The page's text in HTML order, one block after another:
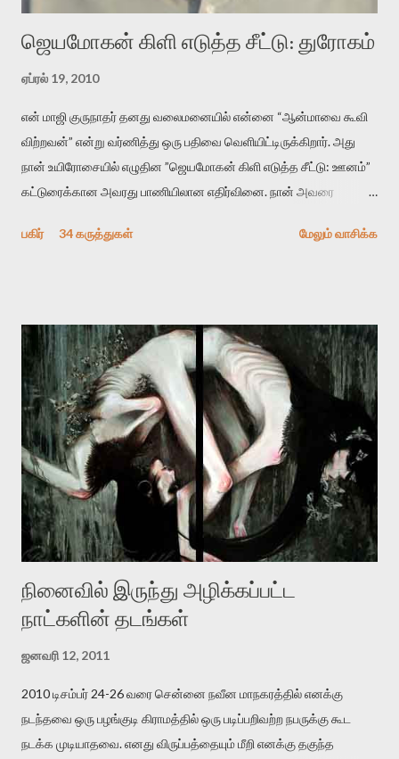
ஜெயமோகன் கிளி எடுத்த சீட்டு: துரோகம்
ஏப்ரல் 19, 2010
என் மாஜி குருநாதர் தனது வலைமனையில் என்னை “ஆன்மாவை கூவி
விற்றவன்” என்று வர்ணித்து ஒரு பதிவை வெளியிட்டிருக்கிறார். அது
நான் உயிரோசையில் எழுதின ”ஜெயமோகன் கிளி எடுத்த சீட்டு: ஊனம்”
கட்டுரைக்கான அவரது பாணியிலான எதிர்வினை. நான் அவரை
பதிவை படித்த நண்பர்கள் பலரும் அவருக்காக இரக்கப்பட்டார்கள்.
தனது இணையதளத்திலே தொடர்ந்து பதிவு செய்கிறார். உயிர்மை
இன்னும் சில வருடங்களுக்கு தனக்கு எதிராக எழுத்தாளர்களை ஏவி
விட்டபடி இருக்கும் என்று ஒரு அச்சத்தை வெளிப்படுத்தியபடி
இருக்கிறார். அவர் கடுமையான பாதுகாப்பின்மை மனநிலையில் உள்ளார்.
உயிர்மை அவரை தாக்க உத்தேசித்தாலும் இல்லை என்றாலும்
ஜெயமோகன் அந்த பிரமையால் தொடர்ந்து அச்சுறுத்தலுக்கு உள்ளாகி
உள்ளார். உங்களை பற்றின இந்த தாக்குதல் கூட இதன் வெளிப்பாடு தான்”.
உண்மையே! ராக்கி படத்தில் குத்துச்சண்டை வீரராக வரும் சில்வெஸ்டர்
ஓரிடத்தில் சொல்வார்: ...
பகிர் 34 கருத்துகள் மேலும் வாசிக்க
நினைவில் இருந்து அழிக்கப்பட்ட
நாட்களின் தடங்கள்
ஜனவரி 12, 2011
2010 டிசம்பர் 24-26 வரை சென்னை நவீன மாநகரத்தில் எனக்கு
நடந்தவை ஒரு பழங்குடி கிராமத்தில் ஒரு படிப்பறிவற்ற நபருக்கு கூட
நடக்க முடியாதவை. எனது விருப்பத்தையும் மீறி எனக்கு தகுந்த